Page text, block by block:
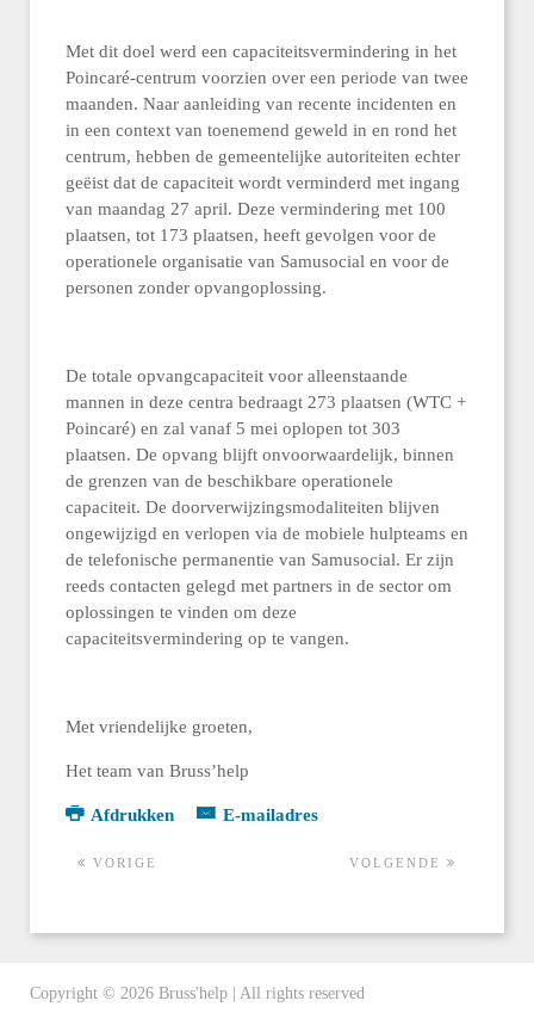
Met dit doel werd een capaciteitsvermindering in het
Poincaré-centrum voorzien over een periode van twee
maanden. Naar aanleiding van recente incidenten en
in een context van toenemend geweld in en rond het
centrum, hebben de gemeentelijke autoriteiten echter
geëist dat de capaciteit wordt verminderd met ingang
van maandag 27 april. Deze vermindering met 100
plaatsen, tot 173 plaatsen, heeft gevolgen voor de
operationele organisatie van Samusocial en voor de
personen zonder opvangoplossing.
De totale opvangcapaciteit voor alleenstaande
mannen in deze centra bedraagt 273 plaatsen (WTC +
Poincaré) en zal vanaf 5 mei oplopen tot 303
plaatsen. De opvang blijft onvoorwaardelijk, binnen
de grenzen van de beschikbare operationele
capaciteit. De doorverwijzingsmodaliteiten blijven
ongewijzigd en verlopen via de mobiele hulpteams en
de telefonische permanentie van Samusocial. Er zijn
reeds contacten gelegd met partners in de sector om
oplossingen te vinden om deze
capaciteitsvermindering op te vangen.
Met vriendelijke groeten,
Het team van Bruss’help
Afdrukken E-mailadres
VORIGE VOLGENDE
Copyright © 2026 Bruss'help | All rights reserved